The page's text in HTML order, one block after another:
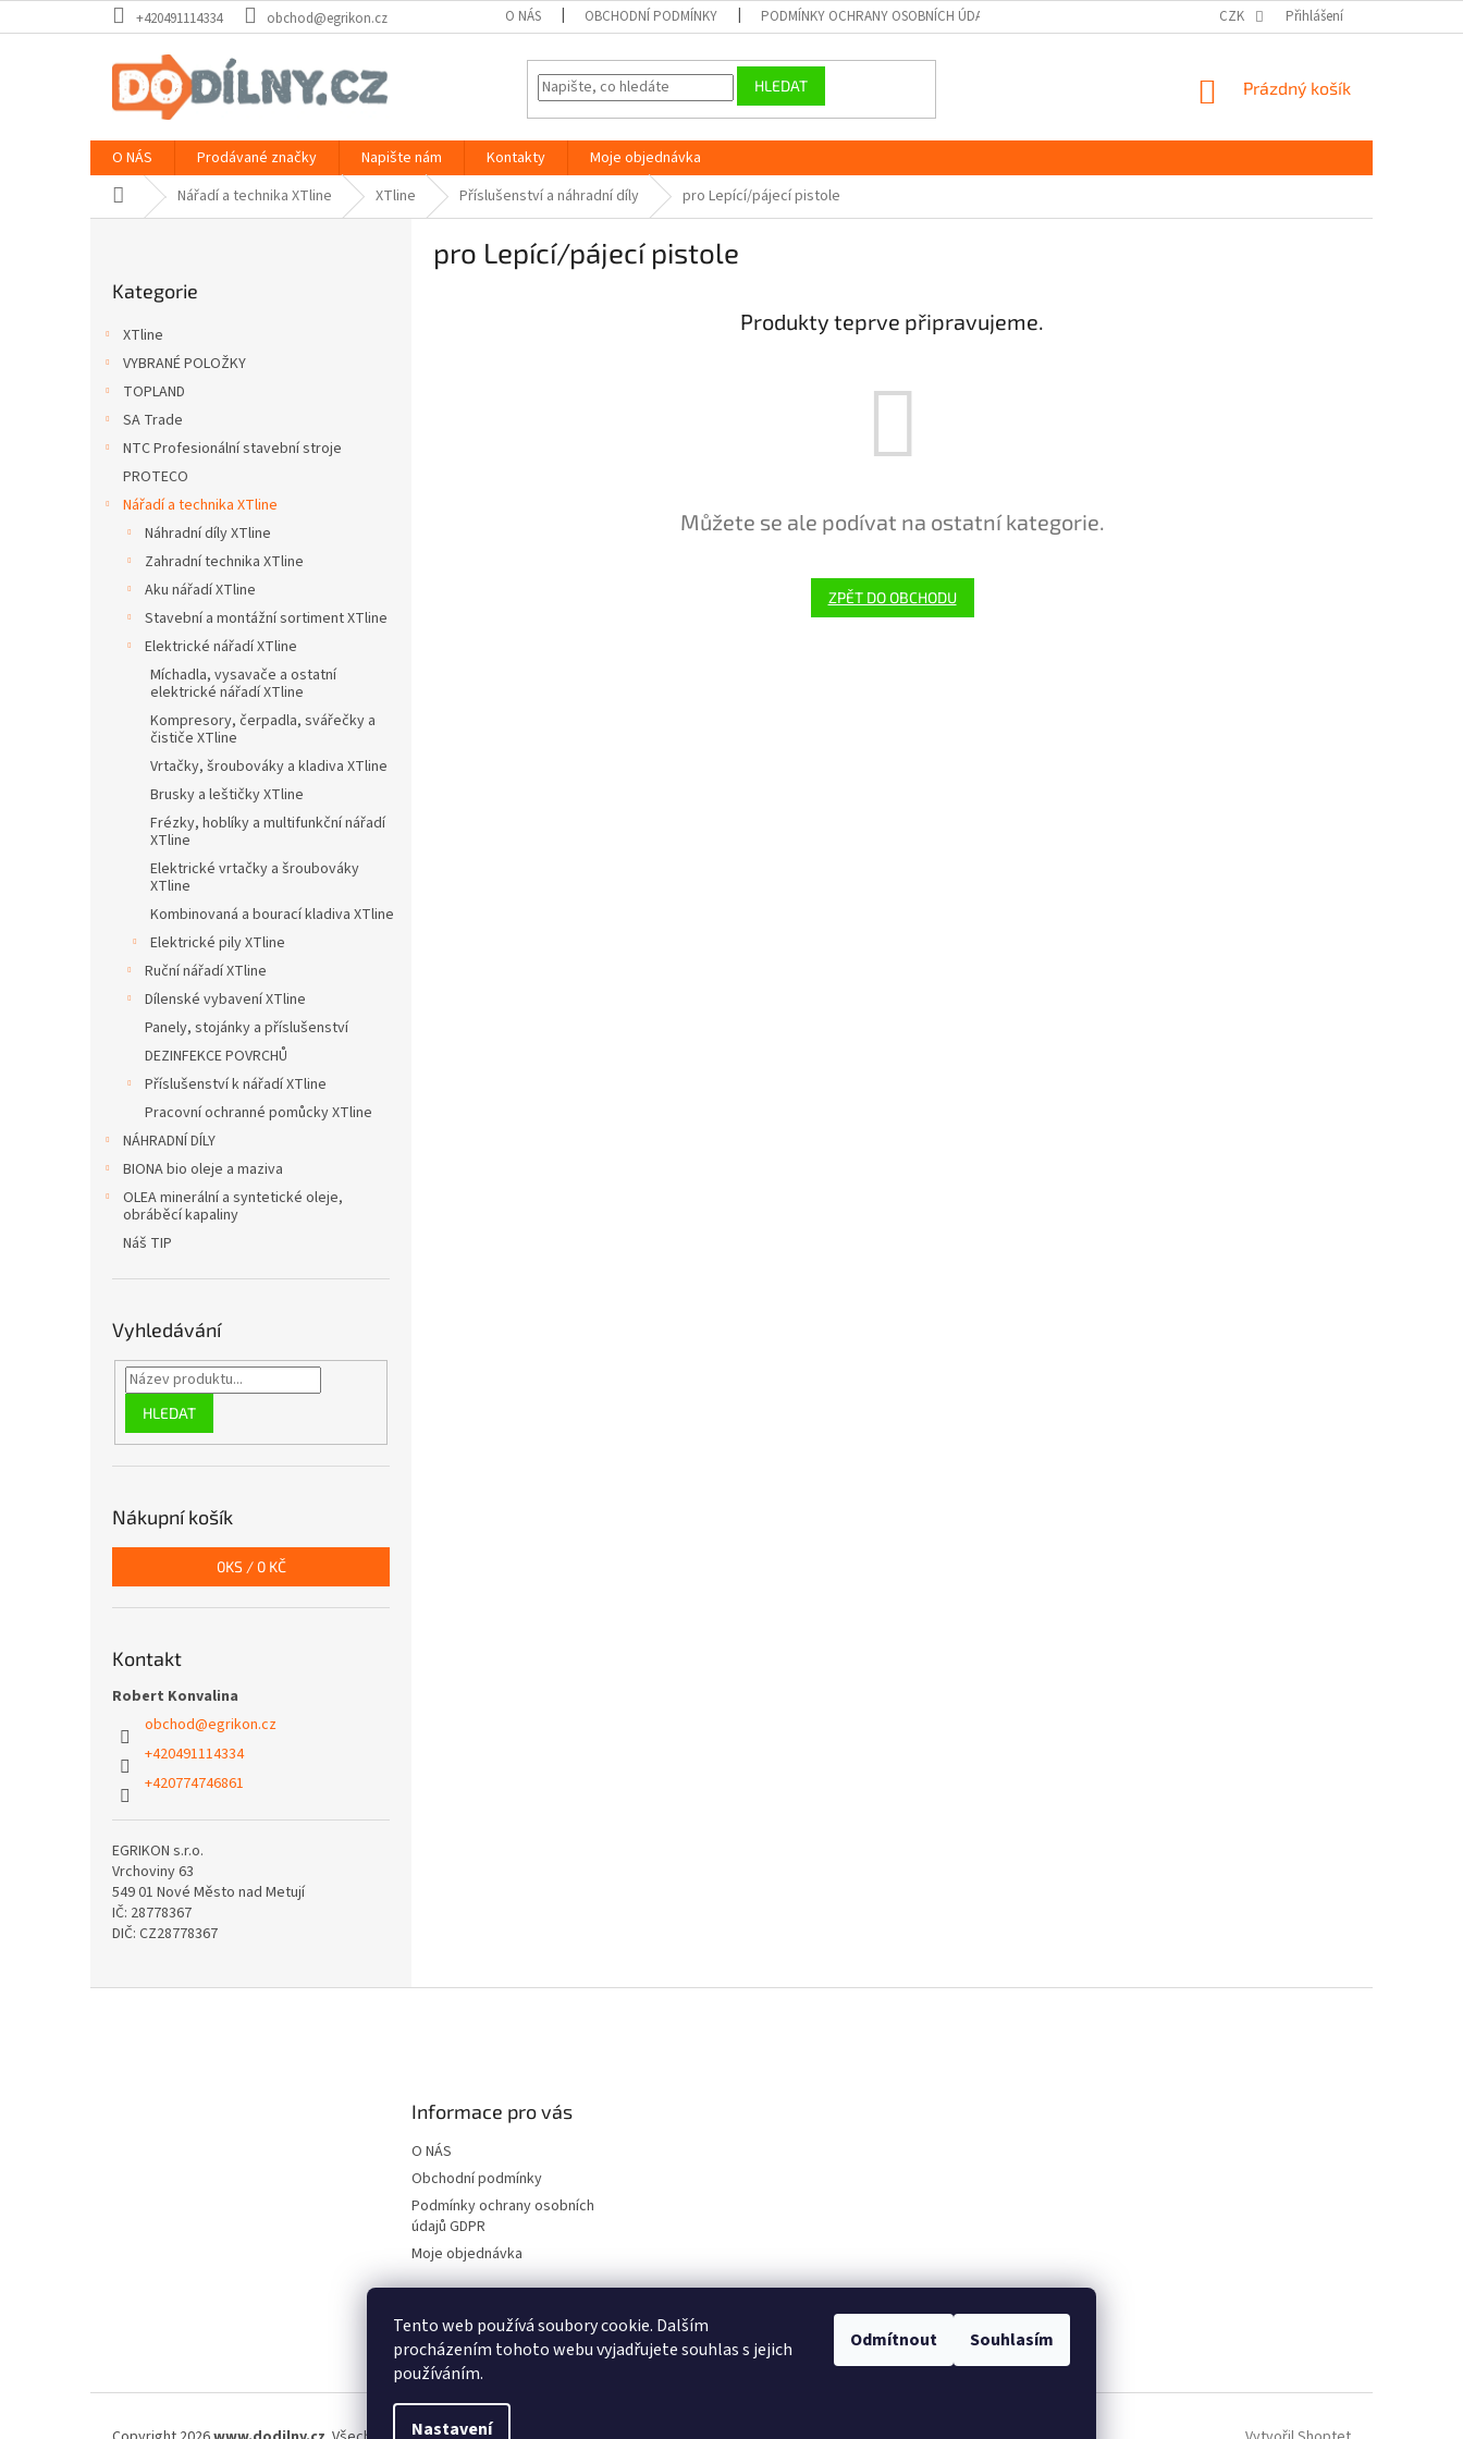
Tento web používá soubory cookie. Dalším
procházením tohoto webu vyjadřujete souhlas s jejich
používáním.
Nastavení
Odmítnout Souhlasím
na
+420491114334 obchod@egrikon.cz O NÁS OBCHODNÍ PODMÍNKY PODMÍNKY OCHRANY OSOBNÍCH ÚDAJŮ GDPR CZK Přihlášení
HLEDAT
NÁKUPNÍ
Prázdný košík
O NÁS Prodávané značky Napište nám Kontakty
Moje objednávka
Domů Nářadí a technika XTline XTline Příslušenství a náhradní díly pro Lepící/pájecí pistole
kategorie
Kategorie
XTline
VYBRANÉ POLOŽKY
TOPLAND
SA Trade
NTC Profesionální stavební stroje
PROTECO
Nářadí a technika XTline
Náhradní díly XTline
Zahradní technika XTline
Aku nářadí XTline
Stavební a montážní sortiment XTline
Elektrické nářadí XTline
Míchadla, vysavače a ostatní
elektrické nářadí XTline
Kompresory, čerpadla, svářečky a
čističe XTline
Vrtačky, šroubováky a kladiva XTline
Brusky a leštičky XTline
Frézky, hoblíky a multifunkční nářadí
XTline
Elektrické vrtačky a šroubováky
XTline
Kombinovaná a bourací kladiva XTline
Elektrické pily XTline
Ruční nářadí XTline
Dílenské vybavení XTline
Panely, stojánky a příslušenství
DEZINFEKCE POVRCHŮ
Příslušenství k nářadí XTline
Pracovní ochranné pomůcky XTline
NÁHRADNÍ DÍLY
BIONA bio oleje a maziva
OLEA minerální a syntetické oleje,
obráběcí kapaliny
Náš TIP
Vyhledávání
HLEDAT
Nákupní košík
0KS / 0 KČ
Kontakt
Robert Konvalina
obchod@egrikon.cz
+420491114334
+420774746861
EGRIKON s.r.o.
Vrchoviny 63
549 01 Nové Město nad Metují
IČ: 28778367
DIČ: CZ28778367
pro Lepící/pájecí pistole
Produkty teprve připravujeme.
Můžete se ale podívat na ostatní kategorie.
ZPĚT DO OBCHODU
Informace pro vás
O NÁS
Obchodní podmínky
Podmínky ochrany osobních
údajů GDPR
Moje objednávka
nahradni-uhliky.cz